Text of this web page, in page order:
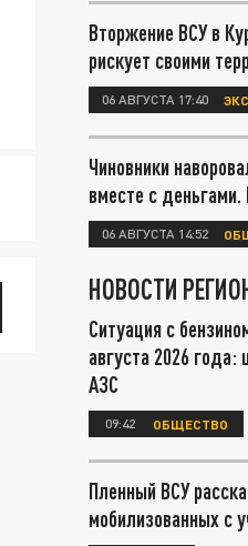
Вторжение ВСУ в
рискует своими
06 АВГУСТА 17:40
Чиновники
вместе с
06 АВГУСТА 14:52
НОВОСТИ
Ситуация с
августа 2026
АЗС
09:42 ОБЩЕСТВО
Пленный ВСУ
мобилизованных с